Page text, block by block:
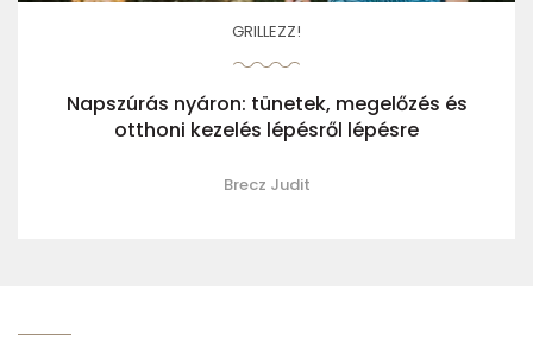
GRILLEZZ!
Napszúrás nyáron: tünetek, megelőzés és
otthoni kezelés lépésről lépésre
Brecz Judit